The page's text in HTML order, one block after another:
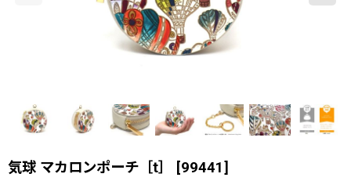
気球 マカロンポーチ［t］ [99441]